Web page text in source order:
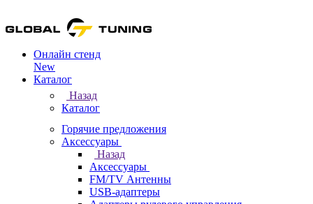
Онлайн стенд
New
Каталог
Назад
Каталог
Горячие предложения
Аксессуары
Назад
Аксессуары
FM/TV Антенны
USB-адаптеры